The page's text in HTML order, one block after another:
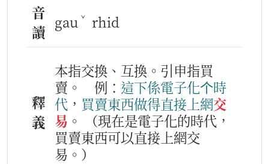
音
讀
gau ˇ rhid
釋
義
本指交換、互換。引申指買
賣。
例： 這下係電子化个時
代 ， 買賣東西做得直接 上網交
易 。
（現在是電子化的時代，
買賣東西可以直接上網交
易。）